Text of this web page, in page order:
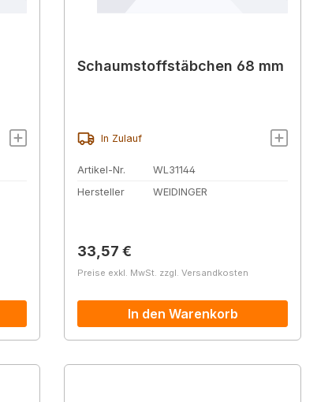
Schaumstoffstäbchen 68 mm
In Zulauf
Artikel-Nr.
WL31144
Hersteller
WEIDINGER
Regulärer Preis:
33,57 €
Preise exkl. MwSt. zzgl. Versandkosten
In den Warenkorb